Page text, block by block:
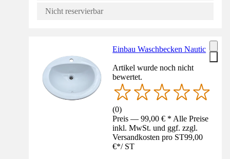
Nicht reservierbar
Einbau Waschbecken Nautic
Artikel wurde noch nicht
bewertet.
(0)
Preis — 99,00 € * Alle Preise
inkl. MwSt. und ggf. zzgl.
Versandkosten pro ST99,00
€*/ ST